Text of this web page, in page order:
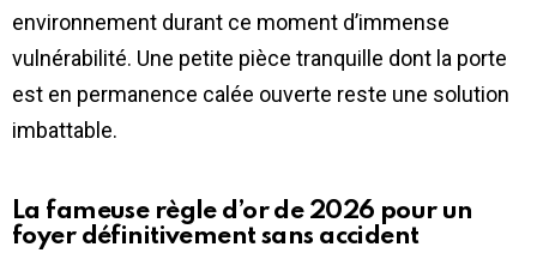
environnement durant ce moment d’immense
vulnérabilité. Une petite pièce tranquille dont la porte
est en permanence calée ouverte reste une solution
imbattable.
La fameuse règle d’or de 2026 pour un
foyer définitivement sans accident